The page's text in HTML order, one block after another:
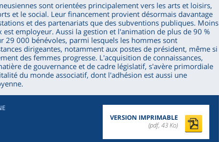
sont orientées principalement vers les arts et loisirs,
et le social. Leur financement provient désormais davantage
et des partenariats que des subventions publiques. Moins
est employeur. Aussi la gestion et l'animation de plus de 90 %
29 000 bénévoles, parmi lesquels les hommes sont
dirigeantes, notamment aux postes de président, même si
des femmes progresse. L'acquisition de connaissances,
de gouvernance et de cadre législatif, s'avère primordiale
du monde associatif, dont l'adhésion est aussi une
VERSION IMPRIMABLE
(pdf, 43 Ko)